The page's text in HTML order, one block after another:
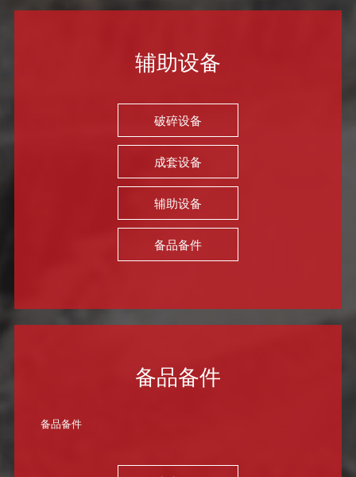
辅助设备
破碎设备
成套设备
辅助设备
备品备件
备品备件
备品备件